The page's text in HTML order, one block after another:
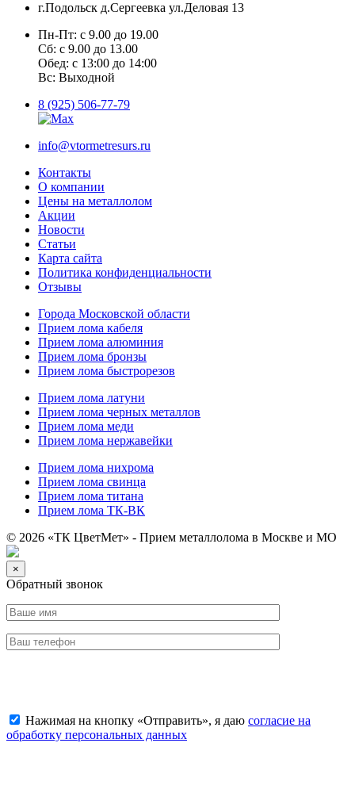
г.Подольск д.Сергеевка ул.Деловая 13
Пн-Пт: с 9.00 до 19.00
Сб: с 9.00 до 13.00
Обед: с 13:00 до 14:00
Вс: Выходной
8 (925) 506-77-79
info@vtormetresurs.ru
Контакты
О компании
Цены на металлолом
Акции
Новости
Статьи
Карта сайта
Политика конфиденциальности
Отзывы
Города Московской области
Прием лома кабеля
Прием лома алюминия
Прием лома бронзы
Прием лома быстрорезов
Прием лома латуни
Прием лома черных металлов
Прием лома меди
Прием лома нержавейки
Прием лома нихрома
Прием лома свинца
Прием лома титана
Прием лома ТК-ВК
© 2026 «ТК ЦветМет» - Прием металлолома в Москве и МО
×
Обратный звонок
Нажимая на кнопку «Отправить», я даю согласие на
обработку персональных данных